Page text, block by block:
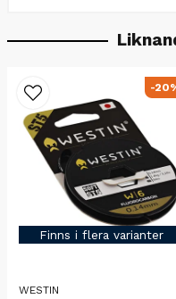
Finns i flera varianter
WESTIN
-